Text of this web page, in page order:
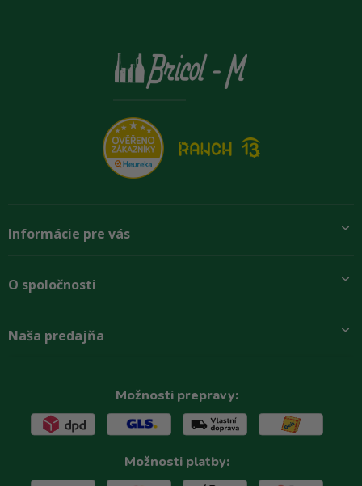
Informácie pre vás
Preprava a platba
Rady zákazníkom
O spoločnosti
O firme
Naša predajňa
Možnosti prepravy:
Možnosti platby: